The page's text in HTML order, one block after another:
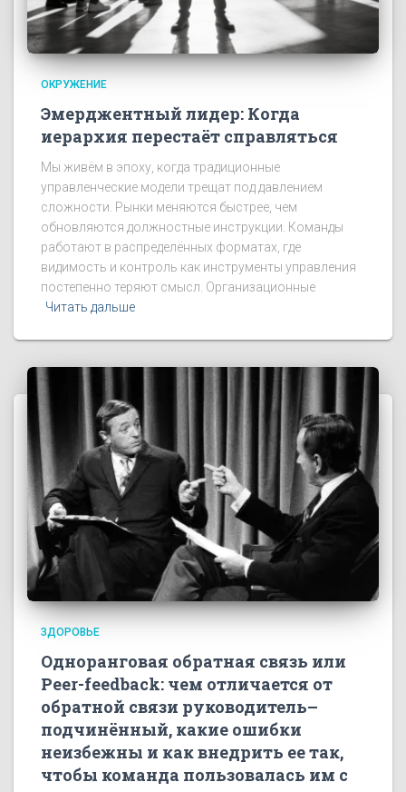
ОКРУЖЕНИЕ
Эмерджентный лидер: Когда
иерархия перестаёт справляться
Мы живём в эпоху, когда традиционные
управленческие модели трещат под давлением
сложности. Рынки меняются быстрее, чем
обновляются должностные инструкции. Команды
работают в распределённых форматах, где
видимость и контроль как инструменты управления
постепенно теряют смысл. Организационные
Читать дальше
ЗДОРОВЬЕ
Одноранговая обратная связь или
Peer-feedback: чем отличается от
обратной связи руководитель–
подчинённый, какие ошибки
неизбежны и как внедрить ее так,
чтобы команда пользовалась им с